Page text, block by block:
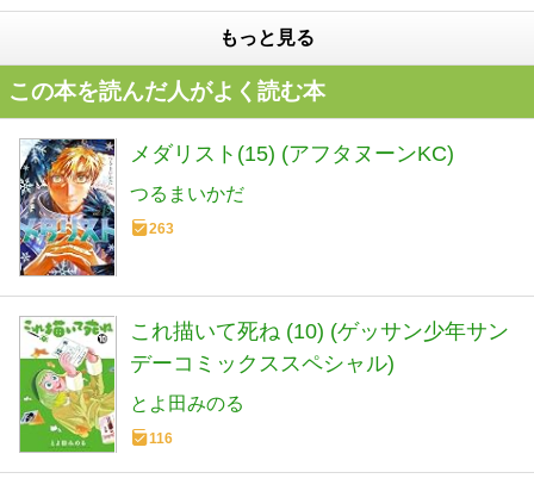
もっと見る
この本を読んだ人がよく読む本
メダリスト(15) (アフタヌーンKC)
つるまいかだ
263
これ描いて死ね (10) (ゲッサン少年サン
デーコミックススペシャル)
とよ田みのる
116